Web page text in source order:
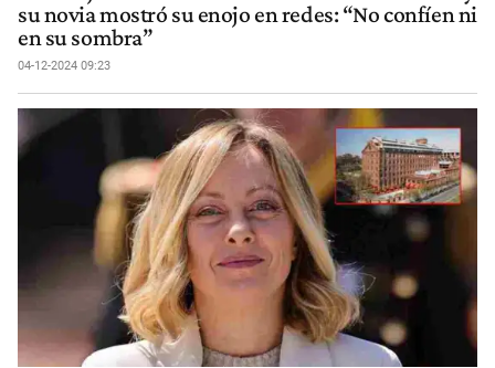
su novia mostró su enojo en redes: “No confíen ni
en su sombra”
04-12-2024 09:23